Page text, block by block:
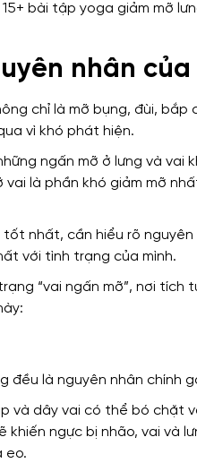
bài tập yoga giảm mỡ
nhân
chỉ là mỡ bụng, đùi, bắp
vì khó phát hiện.
ngấn mỡ ở lưng và vai
vai là phần khó giảm mỡ
nhất, cần hiểu rõ
với tình trạng của mình.
“vai ngấn mỡ”, nơi tích
đều là nguyên nhân chính
và dây vai có thể bó chặt
ngực bị nhão, vai và
eo.